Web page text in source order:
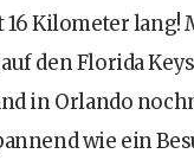
Kilometer lang!
den Florida
in Orlando
wie ein